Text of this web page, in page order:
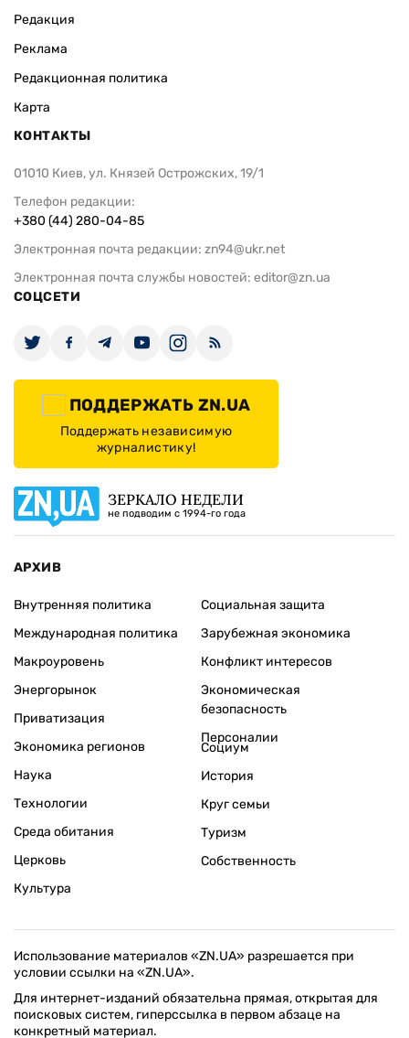
Редакция
Реклама
Редакционная политика
Карта
КОНТАКТЫ
01010 Киев, ул. Князей Острожских, 19/1
Телефон редакции:
+380 (44) 280-04-85
Электронная почта редакции: zn94@ukr.net
Электронная почта службы новостей: editor@zn.ua
СОЦСЕТИ
ПОДДЕРЖАТЬ ZN.UA
Поддержать независимую
журналистику!
ЗЕРКАЛО НЕДЕЛИ
не подводим с 1994-го года
АРХИВ
Внутренняя политика
Международная политика
Макроуровень
Энергорынок
Приватизация
Экономика регионов
Социальная защита
Зарубежная экономика
Конфликт интересов
Экономическая
безопасность
Персоналии
Наука
Технологии
Среда обитания
Церковь
Культура
Социум
История
Круг семьи
Туризм
Собственность
Использование материалов «ZN.UA» разрешается при
условии ссылки на «ZN.UA».
Для интернет-изданий обязательна прямая, открытая для
поисковых систем, гиперссылка в первом абзаце на
конкретный материал.